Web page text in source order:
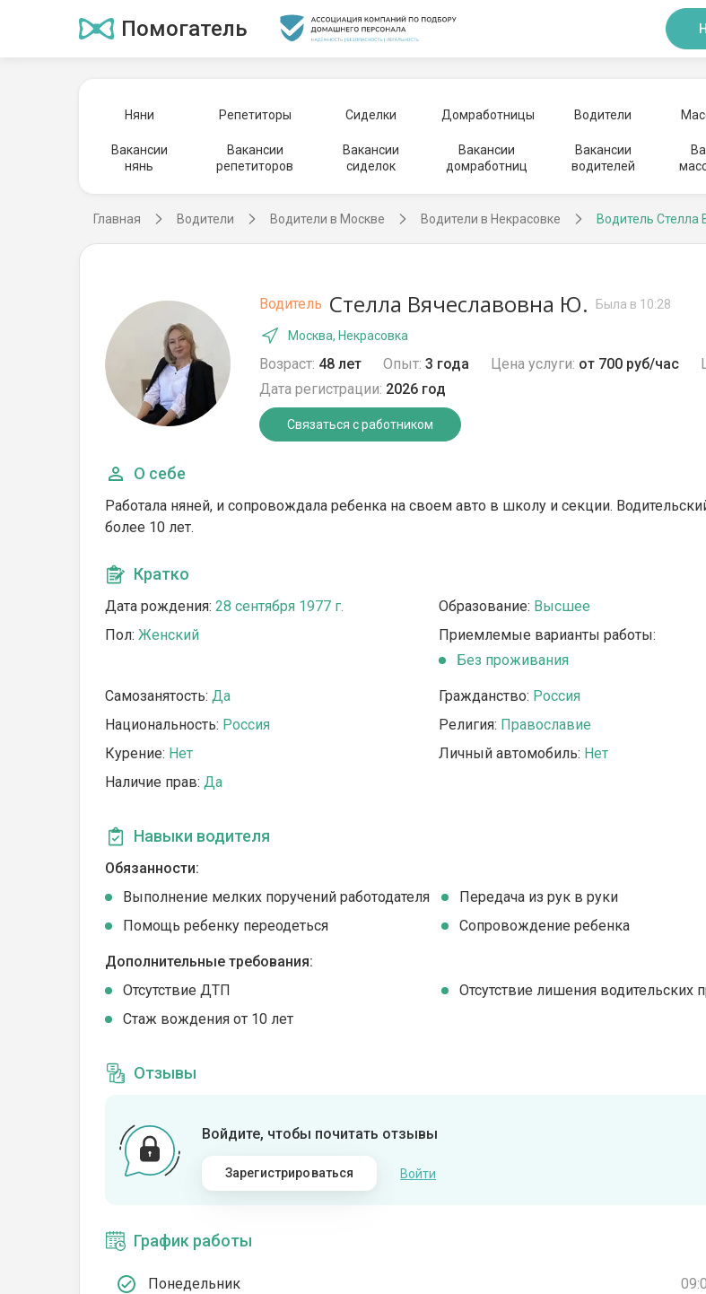
Помогатель
Няни Репетиторы Сиделки Домработницы Водители
Вакансии
нянь
Вакансии
репетиторов
Вакансии
сиделок
Вакансии
домработниц
Вакансии
водителей
Главная Водители Водители в Москве Водители в Некрасовке Водитель Стелла
Водитель Стелла Вячеславовна Ю. Была в 10:28
Москва, Некрасовка
Возраст: 48 лет Опыт: 3 года Цена услуги: от 700 руб/час
Дата регистрации: 2026 год
Связаться с работником
О себе
Работала няней, и сопровождала ребенка на своем авто в школу и секции.
более 10 лет.
Кратко
Дата рождения: 28 сентября 1977 г. Образование: Высшее
Пол: Женский
Приемлемые варианты работы:
Без проживания
Самозанятость: Да Гражданство: Россия
Национальность: Россия Религия: Православие
Курение: Нет Личный автомобиль: Нет
Наличие прав: Да
Навыки водителя
Обязанности:
Выполнение мелких поручений работодателя
Передача из рук в руки
Помощь ребенку переодеться
Сопровождение ребенка
Дополнительные требования:
Отсутствие ДТП
Отсутствие лишения водительских
Стаж вождения от 10 лет
Отзывы
Войдите, чтобы почитать отзывы
Зарегистрироваться Войти
График работы
Понедельник